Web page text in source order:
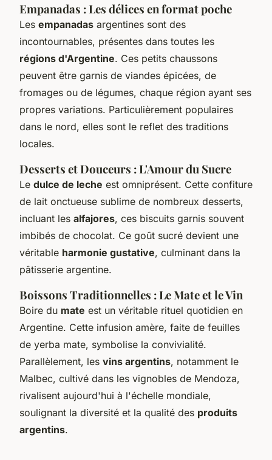
Empanadas : Les délices en format poche
Les empanadas argentines sont des
incontournables, présentes dans toutes les
régions d'Argentine. Ces petits chaussons
peuvent être garnis de viandes épicées, de
fromages ou de légumes, chaque région ayant ses
propres variations. Particulièrement populaires
dans le nord, elles sont le reflet des traditions
locales.
Desserts et Douceurs : L'Amour du Sucre
Le dulce de leche est omniprésent. Cette confiture
de lait onctueuse sublime de nombreux desserts,
incluant les alfajores, ces biscuits garnis souvent
imbibés de chocolat. Ce goût sucré devient une
véritable harmonie gustative, culminant dans la
pâtisserie argentine.
Boissons Traditionnelles : Le Mate et le Vin
Boire du mate est un véritable rituel quotidien en
Argentine. Cette infusion amère, faite de feuilles
de yerba mate, symbolise la convivialité.
Parallèlement, les vins argentins, notamment le
Malbec, cultivé dans les vignobles de Mendoza,
rivalisent aujourd'hui à l'échelle mondiale,
soulignant la diversité et la qualité des produits
argentins.